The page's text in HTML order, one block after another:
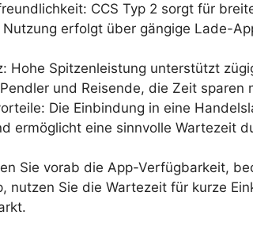
CCS Typ 2 sorgt für
erfolgt über gängige Lade-
Hohe Spitzenleistung unterstützt
und Reisende, die Zeit sparen
Die Einbindung in eine
ermöglicht eine sinnvolle Wartezeit
Sie vorab die App-Verfügbarkeit,
nutzen Sie die Wartezeit für kurze